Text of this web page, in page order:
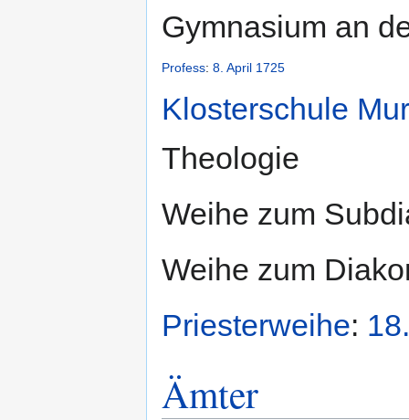
Gymnasium an
Profess: 8. April 1725
Klosterschule
Theologie
Weihe zum
Weihe zum
Priesterweihe:
Ämter